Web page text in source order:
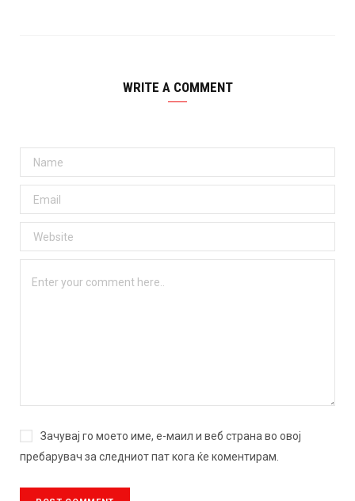
WRITE A COMMENT
Зачувај го моето име, е-маил и веб страна во овој
пребарувач за следниот пат кога ќе коментирам.